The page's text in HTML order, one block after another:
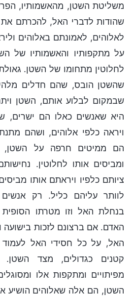
משליטת השטן, מהאשמותיו,
שהודות לדברי האל, להכרתם
לאלוהים, לאמונתם באלוהים
על מתקפותיו והאשמותיו של
לחלוטין מתחומו של השטן.
שהשטן הובס, שהם חדלים
שבמקום לבלוע אותם, השטן
היא שאנשים כאלו הם ישרים,
ויראה כלפי אלוהים, ושהם
הם ממיטים חרפה על השטן,
ומביסים אותו לחלוטין.
ציותם כלפיו ויראתם אותו
לוותר עליהם כליל. רק
בנחלת האל וזו מטרתו
האדם. אם ברצונם לזכות בישועה
האל, על כל חסידי האל לעמוד
קטנים כגדולים, מצד השטן.
מפיתויים ומתקפות אלו
השטן, הם אלה שאלוהים הושיע